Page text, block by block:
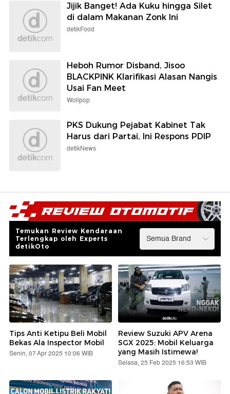
Jijik Banget! Ada Kuku hingga Silet
di dalam Makanan Zonk Ini
detikFood
Heboh Rumor Disband, Jisoo
BLACKPINK Klarifikasi Alasan Nangis
Usai Fan Meet
Wolipop
PKS Dukung Pejabat Kabinet Tak
Harus dari Partai, Ini Respons PDIP
detikNews
Temukan Review Kendaraan
Terlengkap oleh Experts
detikOto
Tips Anti Ketipu Beli Mobil
Bekas Ala Inspector Mobil
Senin, 07 Apr 2025 10:06 WIB
Review Suzuki APV Arena
SGX 2025: Mobil Keluarga
yang Masih Istimewa!
Selasa, 25 Feb 2025 16:53 WIB